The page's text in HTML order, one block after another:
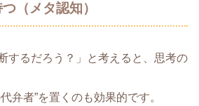
（メタ認知）
するだろう？」と考えると、思考の
弁者”を置くのも効果的です。